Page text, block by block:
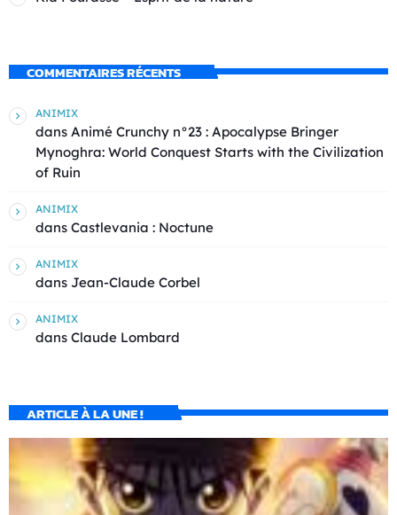
COMMENTAIRES RÉCENTS
ANIMIX
dans Animé Crunchy n°23 : Apocalypse Bringer
Mynoghra: World Conquest Starts with the Civilization
of Ruin
ANIMIX
dans Castlevania : Noctune
ANIMIX
dans Jean-Claude Corbel
ANIMIX
dans Claude Lombard
ARTICLE À LA UNE !